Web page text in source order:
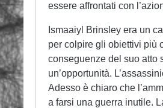
essere affrontati con
Ismaaiyl Brinsley era un
per colpire gli obiettivi più
conseguenze del suo atto
un’opportunità.
Adesso è chiaro che
a farsi una guerra inutile.